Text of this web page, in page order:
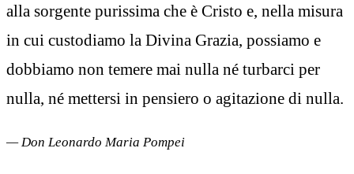
alla sorgente purissima che è Cristo e, nella misura
in cui custodiamo la Divina Grazia, possiamo e
dobbiamo non temere mai nulla né turbarci per
nulla, né mettersi in pensiero o agitazione di nulla.
— Don Leonardo Maria Pompei